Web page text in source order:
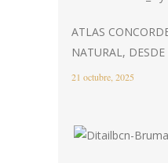
ATLAS
NATURAL,
21 octubre, 2025